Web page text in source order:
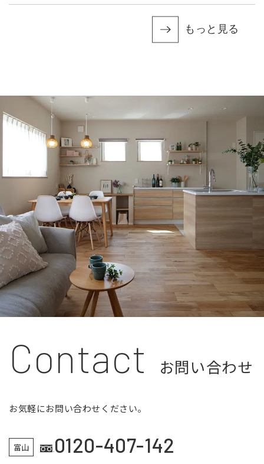
もっと見る
Contact お問い合わせ
お気軽にお問い合わせください。
富山 0120-407-142